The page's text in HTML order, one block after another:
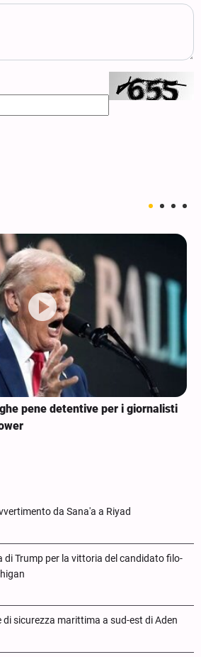
pene detentive per i giornalisti
da Sana'a a Riyad
di Trump per la vittoria del candidato filo-
di sicurezza marittima a sud-est di Aden